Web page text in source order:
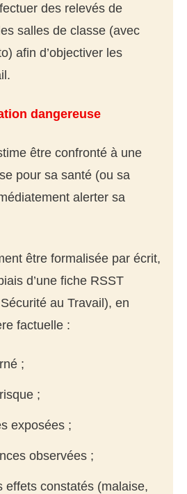
des relevés de
salles de classe (avec
afin d’objectiver les
dangereuse
être confronté à une
pour sa santé (ou sa
alerter sa
être formalisée par écrit,
d’une fiche RSST
au Travail), en
factuelle :
;
;
exposées ;
observées ;
effets constatés (malaise,